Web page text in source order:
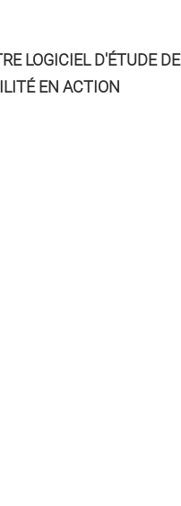
LOGICIEL D'ÉTUDE DE
EN ACTION